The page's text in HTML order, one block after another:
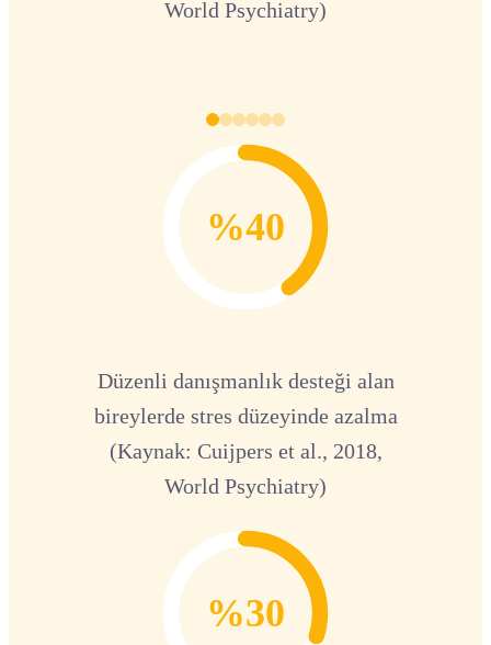
World Psychiatry)
%40
Düzenli danışmanlık desteği alan
bireylerde stres düzeyinde azalma
(Kaynak: Cuijpers et al., 2018,
World Psychiatry)
%30